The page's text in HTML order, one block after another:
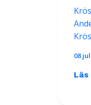
08
Läs